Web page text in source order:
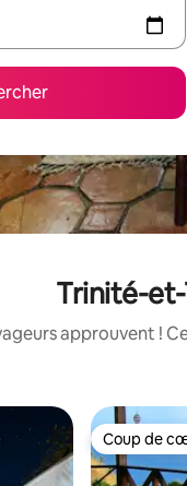
Trinité-et-
approuvent !
Coup de
Coup de